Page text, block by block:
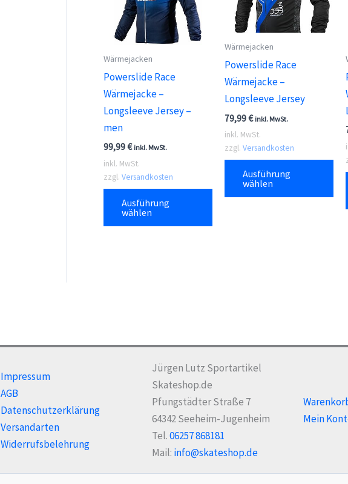
Wärmejacken
Powerslide Race
Wärmejacke –
Longsleeve Jersey –
men
99,99€ inkl. MwSt.
inkl. MwSt.
zzgl. Versandkosten
Ausführung
wählen
Dieses
weist
auf
der
Produktseite
gewählt
werden
Wärmejacken
Powerslide Race
Wärmejacke –
Longsleeve Jersey
79,99€ inkl. MwSt.
inkl. MwSt.
zzgl. Versandkosten
Ausführung
wählen
Impressum
AGB
Datenschutzerklärung
Versandarten
Widerrufsbelehrung
Jürgen Lutz Sportartikel
Skateshop.de
Pfungstädter Straße 7
64342 Seeheim-Jugenheim
Tel.06257 868181
Mail: info@skateshop.de
Mein